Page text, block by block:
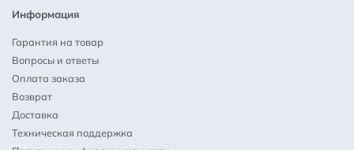
Информация
Гарантия на товар
Вопросы и ответы
Оплата заказа
Возврат
Доставка
Техническая поддержка